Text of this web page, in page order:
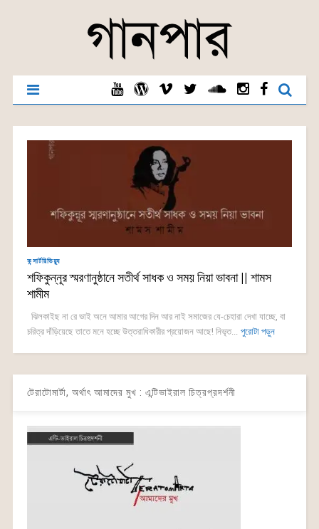
কন্সার্টরিভিয়্যু
শফিকুন্নূর স্মরণানুষ্ঠানে সতীর্থ সাধক ও সময় নিয়া ভাবনা || শামস
শামীম
ঝিলকাইছ না রে ভাই অনে আমার আগের দিন আর নাই সমাজের যে-চেহারা দেখা যাচ্ছে, বা
চরিত্র দাঁড়িয়েছে তাতে মনে হচ্ছে উত্তরাধিকারীর প্রয়োজন আছে! নিভৃত... পুরোটা পড়ুন
টেরাটোমার্টা, অর্থাৎ আমাদের মুখ : এন্টিভাইরাল চিত্রপ্রদর্শনী